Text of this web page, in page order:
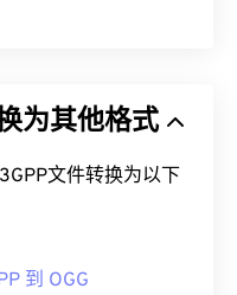
为其他格式
文件转换为以下
到 OGG